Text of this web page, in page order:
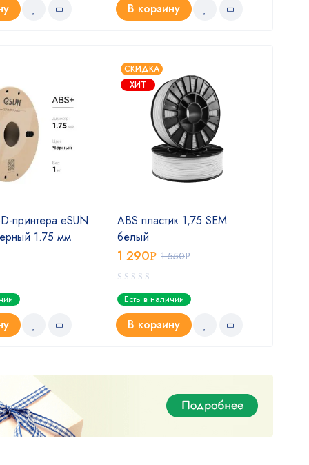
В корзину
принтера eSUN
1.75 мм
СКИДКА
ХИТ
ABS пластик 1,75 SEM
белый
1 550Р
1 290Р
Есть в наличии
В корзину